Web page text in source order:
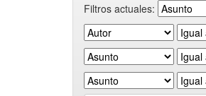
Filtros actuales: